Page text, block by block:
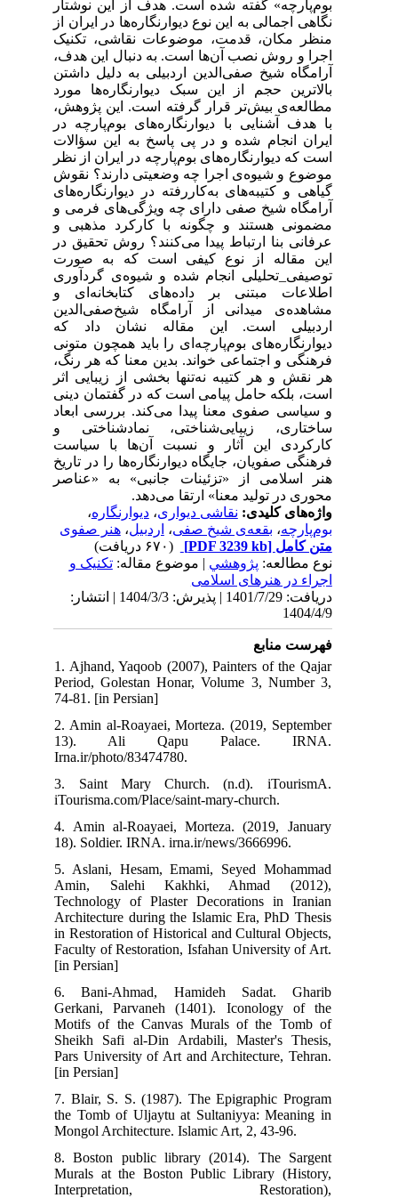
بوم‌پارچه»‌ گفته شده است. هدف از این نوشتار
نگاهی اجمالی به این نوع دیوارنگاره‌ها در ایران از
منظر مکان، قدمت، موضوعات نقاشی، تکنیک
اجرا و روش نصب آن‌ها است. به دنبال این هدف،
آرامگاه شیخ‌ صفی‌الدین اردبیلی به دلیل داشتن
بالاترین حجم از این سبک دیوارنگاره‌ها مورد
مطالعه‌ی بیش‌تر قرار گرفته است. این پژوهش،
با هدف آشنایی با دیوارنگاره‌های بوم‌پارچه‌ در
ایران انجام شده و در پی پاسخ به این سؤالات
است که دیوارنگاره‌های بوم‌پارچه‌ در ایران از نظر
موضوع و شیوه‌ی اجرا چه وضعیتی دارند؟ نقوش
گیاهی و کتیبه‌های به‌کاررفته در دیوارنگاره‌های
آرامگاه شیخ صفی دارای چه ویژگی‌های فرمی و
مضمونی هستند و چگونه با کارکرد مذهبی و
عرفانی بنا ارتباط پیدا می‌کنند؟ روش تحقیق در
این مقاله از نوع کیفی است که به صورت
توصیفی_تحلیلی انجام شده و شیوه‌ی گردآوری
اطلاعات مبتنی بر داده‌های کتابخانه‌ای و
مشاهده‌ی میدانی از آرامگاه شیخ‌صفی‌الدین
اردبیلی است. این مقاله نشان داد که
دیوارنگاره‌های بوم‌پارچه‌ای را باید همچون متونی
فرهنگی و اجتماعی خواند. بدین معنا که هر رنگ،
هر نقش و هر کتیبه نه‌تنها بخشی از زیبایی اثر
است، بلکه حامل پیامی است که در گفتمان دینی
و سیاسی صفوی معنا پیدا می‌کند. بررسی ابعاد
ساختاری، زیبایی‌شناختی، نمادشناختی و
کارکردی این آثار و نسبت آن‌ها با سیاست
فرهنگی صفویان، جایگاه دیوارنگاره‌ها را در تاریخ
هنر اسلامی از «تزئینات جانبی» به «عناصر
محوری در تولید معنا» ارتقا می‌دهد.
واژه‌های کلیدی:نقاشی دیواری،دیوارنگاره،
،بقعه‌ی شیخ صفی،اردبیل،هنر صفوی
متن کامل[PDF 3239 kb]
(۶۷۰ دریافت)
نوع مطالعه: پژوهشي | موضوع مقاله:تکنیک و
اجراء در هنرهای اسلامی
دریافت: 1401/7/29 | پذیرش: 1404/3/3 | انتشار:
فهرست منابع
1. Ajhand, Yaqoob (2007), Painters of the Qajar
Period, Golestan Honar, Volume 3, Number 3,
74-81. [in Persian]
2. Amin al-Roayaei, Morteza. (2019, September
13). Ali Qapu Palace. IRNA.
Irna.ir/photo/83474780.
3. Saint Mary Church. (n.d). iTourismA.
iTourisma.com/Place/saint-mary-church.
4. Amin al-Roayaei, Morteza. (2019, January
18). Soldier. IRNA. irna.ir/news/3666996.
5. Aslani, Hesam, Emami, Seyed Mohammad
Amin, Salehi Kakhki, Ahmad (2012),
Technology of Plaster Decorations in Iranian
Architecture during the Islamic Era, PhD Thesis
in Restoration of Historical and Cultural Objects,
Faculty of Restoration, Isfahan University of Art.
[in Persian]
6. Bani-Ahmad, Hamideh Sadat. Gharib
Gerkani, Parvaneh (1401). Iconology of the
Motifs of the Canvas Murals of the Tomb of
Sheikh Safi al-Din Ardabili, Master's Thesis,
Pars University of Art and Architecture, Tehran.
[in Persian]
7. Blair, S. S. (1987). The Epigraphic Program
the Tomb of Uljaytu at Sultaniyya: Meaning in
Mongol Architecture. Islamic Art, 2, 43-96.
8. Boston public library (2014). The Sargent
Murals at the Boston Public Library (History,
Interpretation, Restoration),